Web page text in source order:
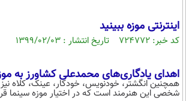
اینترنتی موزه ببینید
کد خبر: ۷۲۴۷۷۲ تاریخ انتشار : ۱۳۹۹/۰۲/۰۳
اهدای یادگاری‌های محمدعلی کشاورز به
همچنین انگشتر، خودنویس، خودکار، عینک، کلاه
شخصی این هنرمند است که در اختیار موزه سینما